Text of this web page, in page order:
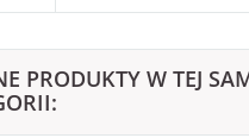
PRODUKTY W TEJ